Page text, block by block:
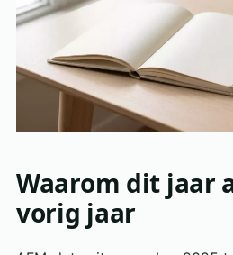
Waarom dit jaar
vorig jaar